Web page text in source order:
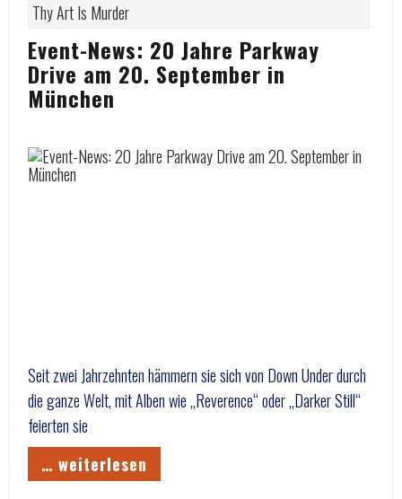
Thy Art Is Murder
Event-News: 20 Jahre Parkway
Drive am 20. September in
München
Seit zwei Jahrzehnten hämmern sie sich von Down Under durch
die ganze Welt, mit Alben wie „Reverence“ oder „Darker Still“
feierten sie
… weiterlesen